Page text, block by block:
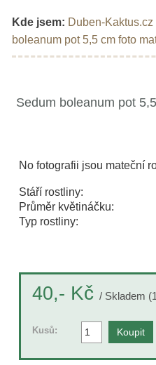
Kde jsem: Duben-Kaktus.cz
boleanum pot 5,5 cm foto
Sedum boleanum pot
No fotografii jsou mateční
Stáří rostliny:
Průměr květináčku:
Typ rostliny:
40,- Kč / Skladem
Kusů: